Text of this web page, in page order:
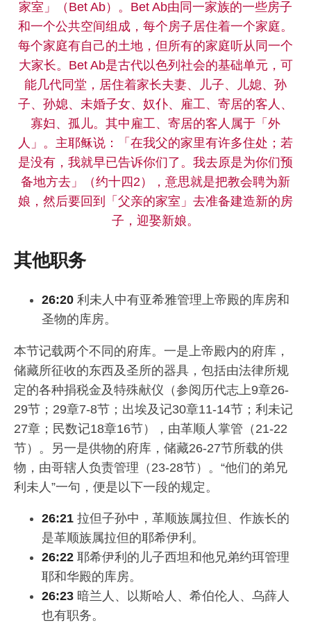
家室」（Bet Ab）。Bet Ab由同一家族的一些房子
和一个公共空间组成，每个房子居住着一个家庭。
每个家庭有自己的土地，但所有的家庭听从同一个
大家长。Bet Ab是古代以色列社会的基础单元，可
能几代同堂，居住着家长夫妻、儿子、儿媳、孙
子、孙媳、未婚子女、奴仆、雇工、寄居的客人、
寡妇、孤儿。其中雇工、寄居的客人属于「外
人」。主耶稣说：「在我父的家里有许多住处；若
是没有，我就早已告诉你们了。我去原是为你们预
备地方去」（约十四2），意思就是把教会聘为新
娘，然后要回到「父亲的家室」去准备建造新的房
子，迎娶新娘。
其他职务
26:20 利未人中有亚希雅管理上帝殿的库房和
圣物的库房。
本节记载两个不同的府库。一是上帝殿内的府库，
储藏所征收的东西及圣所的器具，包括由法律所规
定的各种捐税金及特殊献仪（参阅历代志上9章26-
29节；29章7-8节；出埃及记30章11-14节；利未记
27章；民数记18章16节），由革顺人掌管（21-22
节）。另一是供物的府库，储藏26-27节所载的供
物，由哥辖人负责管理（23-28节）。“他们的弟兄
利未人”一句，便是以下一段的规定。
26:21 拉但子孙中，革顺族属拉但、作族长的
是革顺族属拉但的耶希伊利。
26:22 耶希伊利的儿子西坦和他兄弟约珥管理
耶和华殿的库房。
26:23 暗兰人、以斯哈人、希伯伦人、乌薛人
也有职务。